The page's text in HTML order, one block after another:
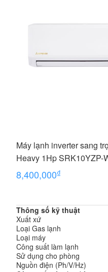
Máy lạnh inverter sang
Heavy 1Hp SRK10YZP-
8,400,000₫
Thông số kỹ thuật
Xuất xứ
Loại Gas lạnh
Loại máy
Công suất làm lạnh
Sử dụng cho phòng
Nguồn điện (Ph/V/Hz)